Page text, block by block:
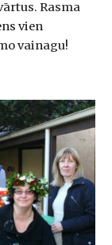
Rasma
vien
vainagu!